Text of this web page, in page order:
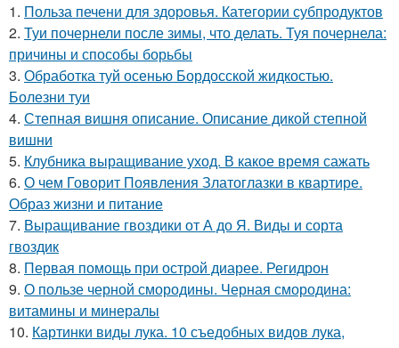
1. Польза печени для здоровья. Категории субпродуктов
2. Туи почернели после зимы, что делать. Туя почернела:
причины и способы борьбы
3. Обработка туй осенью Бордосской жидкостью.
Болезни туи
4. Степная вишня описание. Описание дикой степной
вишни
5. Клубника выращивание уход. В какое время сажать
6. О чем Говорит Появления Златоглазки в квартире.
Образ жизни и питание
7. Выращивание гвоздики от А до Я. Виды и сорта
гвоздик
8. Первая помощь при острой диарее. Регидрон
9. О пользе черной смородины. Черная смородина:
витамины и минералы
10. Картинки виды лука. 10 съедобных видов лука,